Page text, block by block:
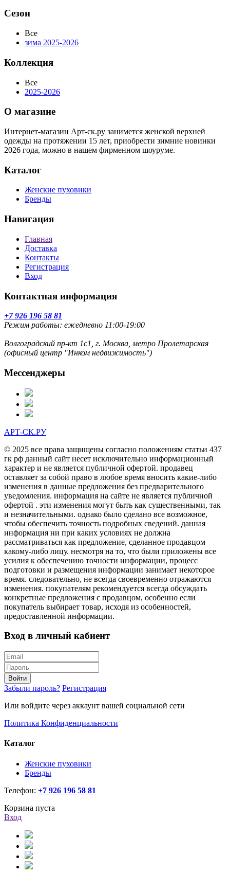
Сезон
Все
зима 2025-2026
Коллекция
Все
2025-2026
О магазине
Интернет-магазин Арт-ск.ру занимется женской верхней
одежды на протяжении 15 лет, приобрести зимние новинки
2026 года, можно в нашем фирменном шоуруме.
Каталог
Женские пуховики
Бренды
Навигация
Главная
Доставка
Контакты
Регистрация
Вход
Контактная информация
+7 926 196 58 81
Режим работы: ежедневно 11:00-19:00
Волгоградский пр-кт 1с1, г. Москва, метро Пролетарская
(офисный центр "Инком недвижимость")
Мессенджеры
АРТ-СК.РУ
© 2025 все права защищены согласно положениям статьи 437
гк рф данный сайт несет исключительно информационный
характер и не является публичной офертой. продавец
оставляет за собой право в любое время вносить какие-либо
изменения в данные предложения без предварительного
уведомления. информация на сайте не является публичной
офертой . эти изменения могут быть как существенными, так
и незначительными. однако было сделано все возможное,
чтобы обеспечить точность подробных сведений. данная
информация ни при каких условиях не должна
рассматриваться как предложение, сделанное продавцом
какому-либо лицу. несмотря на то, что были приложены все
усилия к обеспечению точности информации, процесс
подготовки и размещения информации занимает некоторое
время. следовательно, не всегда своевременно отражаются
изменения. покупателям рекомендуется всегда обсуждать
конкретные предложения с продавцом, особенно если
покупатель выбирает товар, исходя из особенностей,
предоставленной информации.
Вход в личный кабиент
Войти
Забыли пароль? Регистрация
Или войдите через аккаунт вашей социальной сети
Политика Конфиденциальности
Каталог
Женские пуховики
Бренды
Телефон: +7 926 196 58 81
Корзина пуста
Вход